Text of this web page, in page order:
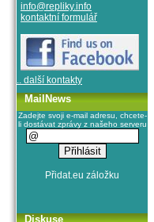
info@repliky.info
kontaktní formulář
.. další kontakty
MailNews
Zadejte svoji e-mail adresu, chcete-
li dostávat zprávy z našeho serveru
Diskuse